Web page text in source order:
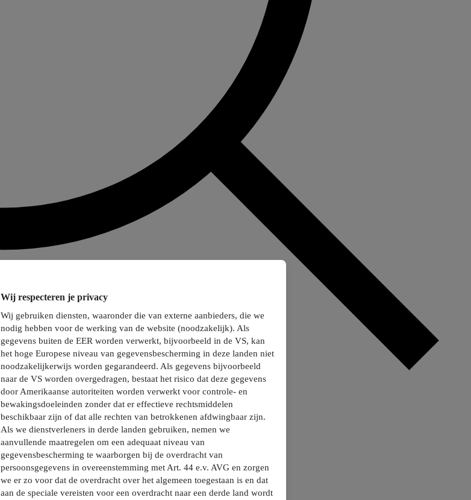
Wij respecteren je privacy
Wij gebruiken diensten, waaronder die van externe aanbieders, die we
nodig hebben voor de werking van de website (noodzakelijk). Als
gegevens buiten de EER worden verwerkt, bijvoorbeeld in de VS, kan
het hoge Europese niveau van gegevensbescherming in deze landen niet
noodzakelijkerwijs worden gegarandeerd. Als gegevens bijvoorbeeld
naar de VS worden overgedragen, bestaat het risico dat deze gegevens
door Amerikaanse autoriteiten worden verwerkt voor controle- en
bewakingsdoeleinden zonder dat er effectieve rechtsmiddelen
beschikbaar zijn of dat alle rechten van betrokkenen afdwingbaar zijn.
Als we dienstverleners in derde landen gebruiken, nemen we
aanvullende maatregelen om een adequaat niveau van
gegevensbescherming te waarborgen bij de overdracht van
persoonsgegevens in overeenstemming met Art. 44 e.v. AVG en zorgen
we er zo voor dat de overdracht over het algemeen toegestaan is en dat
aan de speciale vereisten voor een overdracht naar een derde land wordt